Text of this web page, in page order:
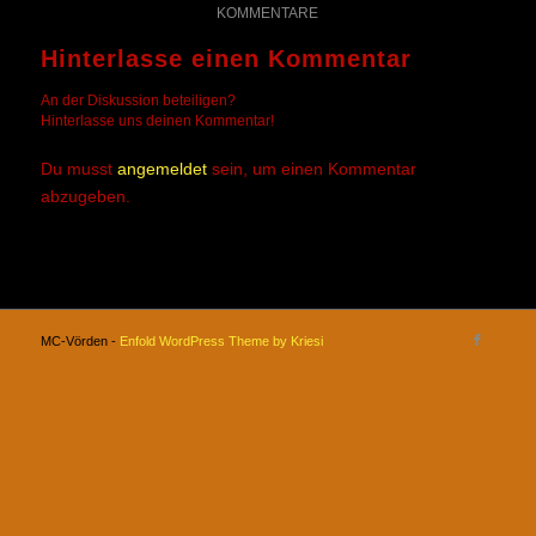
KOMMENTARE
Hinterlasse einen Kommentar
An der Diskussion beteiligen?
Hinterlasse uns deinen Kommentar!
Du musst angemeldetsein, um einen Kommentar
abzugeben.
MC-Vörden - Enfold WordPress Theme by Kriesi